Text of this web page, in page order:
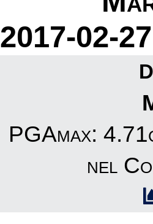
2017-02-
PGAmax:
nel